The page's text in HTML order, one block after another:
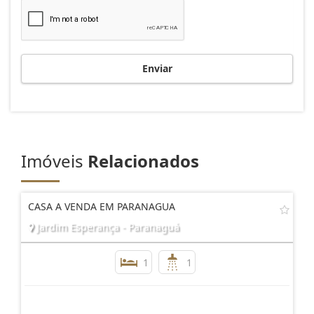
Enviar
Imóveis Relacionados
CASA A VENDA EM PARANAGUA
Jardim Esperança - Paranaguá
1 1